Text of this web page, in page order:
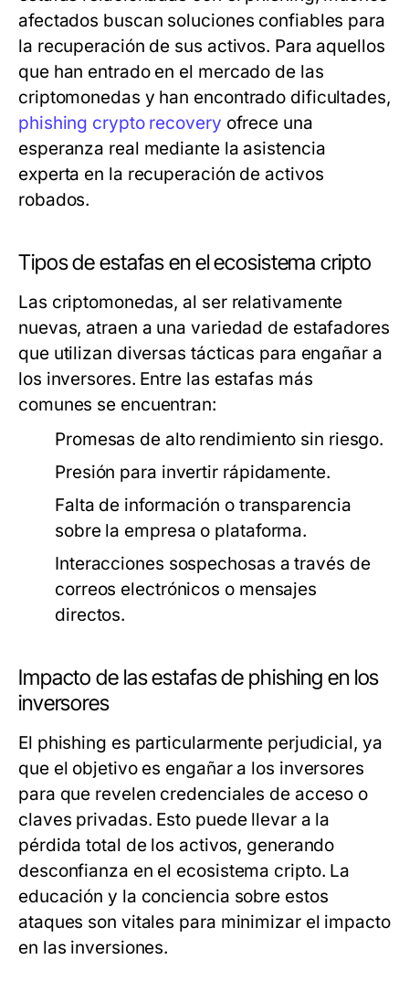
afectados buscan soluciones confiables para
la recuperación de sus activos. Para aquellos
que han entrado en el mercado de las
criptomonedas y han encontrado dificultades,
phishing crypto recovery ofrece una
esperanza real mediante la asistencia
experta en la recuperación de activos
robados.
Tipos de estafas en el ecosistema cripto
Las criptomonedas, al ser relativamente
nuevas, atraen a una variedad de estafadores
que utilizan diversas tácticas para engañar a
los inversores. Entre las estafas más
comunes se encuentran:
Promesas de alto rendimiento sin riesgo.
Presión para invertir rápidamente.
Falta de información o transparencia
sobre la empresa o plataforma.
Interacciones sospechosas a través de
correos electrónicos o mensajes
directos.
Impacto de las estafas de phishing en los
inversores
El phishing es particularmente perjudicial, ya
que el objetivo es engañar a los inversores
para que revelen credenciales de acceso o
claves privadas. Esto puede llevar a la
pérdida total de los activos, generando
desconfianza en el ecosistema cripto. La
educación y la conciencia sobre estos
ataques son vitales para minimizar el impacto
en las inversiones.